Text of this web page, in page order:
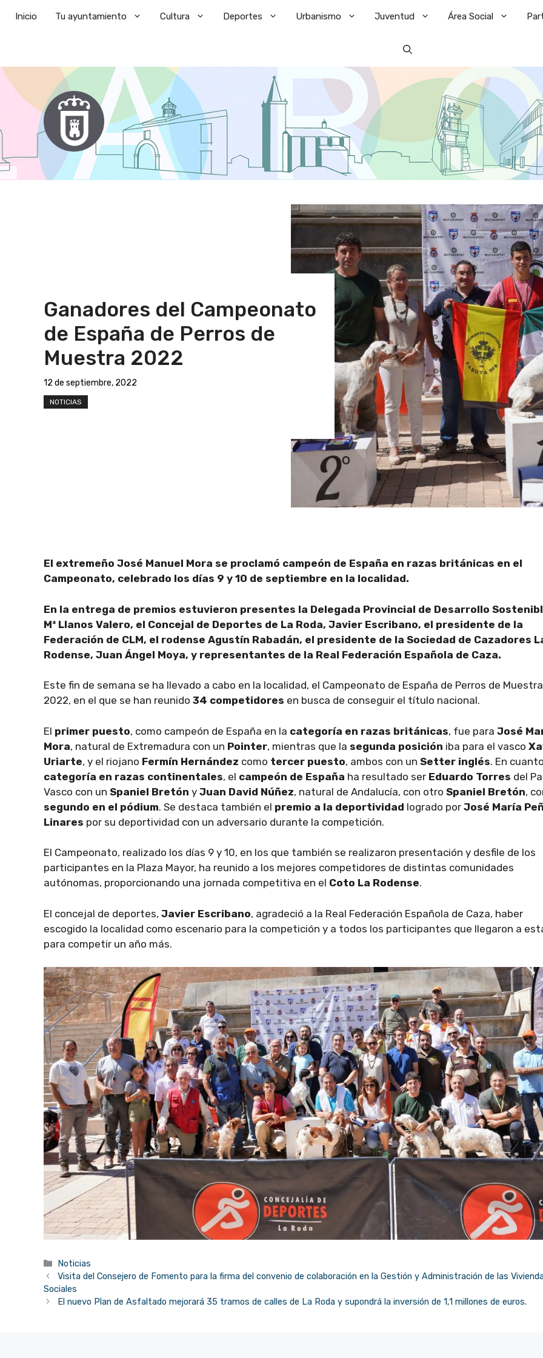
Inicio Tu ayuntamiento Cultura Deportes Urbanismo Juventud Área Social
Ganadores del Campeonato
de España de Perros de
Muestra 2022
12 de septiembre, 2022
NOTICIAS
El extremeño José Manuel Mora se proclamó campeón de España en razas británicas en el
Campeonato, celebrado los días 9 y 10 de septiembre en la localidad.
En la entrega de premios estuvieron presentes la Delegada Provincial de Desarrollo
Mª Llanos Valero, el Concejal de Deportes de La Roda, Javier Escribano, el presidente de la
Federación de CLM, el rodense Agustín Rabadán, el presidente de la Sociedad de Cazadores
Rodense, Juan Ángel Moya, y representantes de la Real Federación Española de Caza.
Este fin de semana se ha llevado a cabo en la localidad, el Campeonato de España de Perros de Muestra
2022, en el que se han reunido 34 competidores en busca de conseguir el título nacional.
El primer puesto, como campeón de España en la categoría en razas británicas, fue para José
Mora, natural de Extremadura con un Pointer, mientras que la segunda posición iba para el vasco
Uriarte, y el riojano Fermín Hernández como tercer puesto, ambos con un Setter inglés. En
categoría en razas continentales, el campeón de España ha resultado ser Eduardo Torres del
Vasco con un Spaniel Bretón y Juan David Núñez, natural de Andalucía, con otro Spaniel Bretón,
segundo en el pódium. Se destaca también el premio a la deportividad logrado por José María
Linares por su deportividad con un adversario durante la competición.
El Campeonato, realizado los días 9 y 10, en los que también se realizaron presentación y desfile de los
participantes en la Plaza Mayor, ha reunido a los mejores competidores de distintas comunidades
autónomas, proporcionando una jornada competitiva en el Coto La Rodense.
El concejal de deportes, Javier Escribano, agradeció a la Real Federación Española de Caza, haber
escogido la localidad como escenario para la competición y a todos los participantes que llegaron a
para competir un año más.
Categorías
Noticias
Visita del Consejero de Fomento para la firma del convenio de colaboración en la Gestión y Administración de las
Sociales
El nuevo Plan de Asfaltado mejorará 35 tramos de calles de La Roda y supondrá la inversión de 1,1 millones de euros.